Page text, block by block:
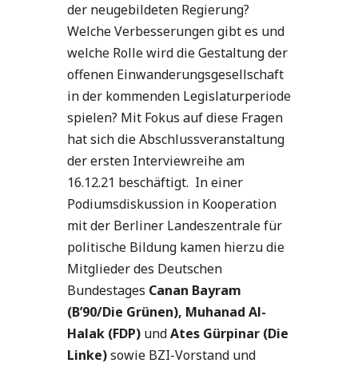
der neugebildeten Regierung?
Welche Verbesserungen gibt es und
welche Rolle wird die Gestaltung der
offenen Einwanderungsgesellschaft
in der kommenden Legislaturperiode
spielen? Mit Fokus auf diese Fragen
hat sich die Abschlussveranstaltung
der ersten Interviewreihe am
16.12.21 beschäftigt. In einer
Podiumsdiskussion in Kooperation
mit der Berliner Landeszentrale für
politische Bildung kamen hierzu die
Mitglieder des Deutschen
Bundestages Canan Bayram
(B’90/Die Grünen), Muhanad Al-
Halak (FDP) undAtes Gürpinar (Die
Linke)sowie BZI-Vorstand und